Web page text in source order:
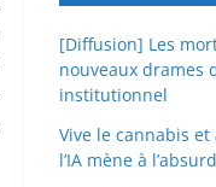
[Diffusion] Les
nouveaux drames
institutionnel
Vive le cannabis et
l’IA mène à